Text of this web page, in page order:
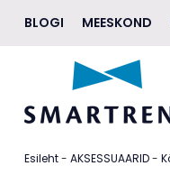
AKSESSUAARID
JALANÕUD
BLOGI MEESKOND
Esileht- AKSESSUAARID-